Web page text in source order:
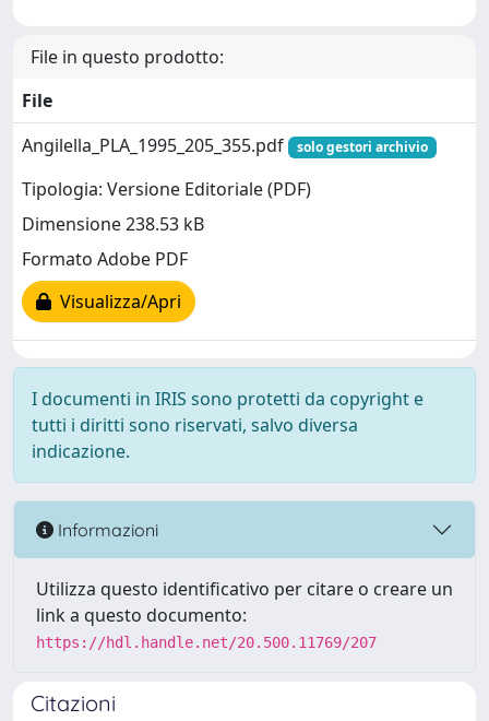
File in questo prodotto:
File
Angilella_PLA_1995_205_355.pdf
solo gestori archivio
Tipologia: Versione Editoriale (PDF)
Dimensione 238.53 kB
Formato Adobe PDF
Visualizza/Apri
I documenti in IRIS sono protetti da copyright e
tutti i diritti sono riservati, salvo diversa
indicazione.
Informazioni
Utilizza questo identificativo per citare o creare un
link a questo documento:
https://hdl.handle.net/20.500.11769/207
Citazioni